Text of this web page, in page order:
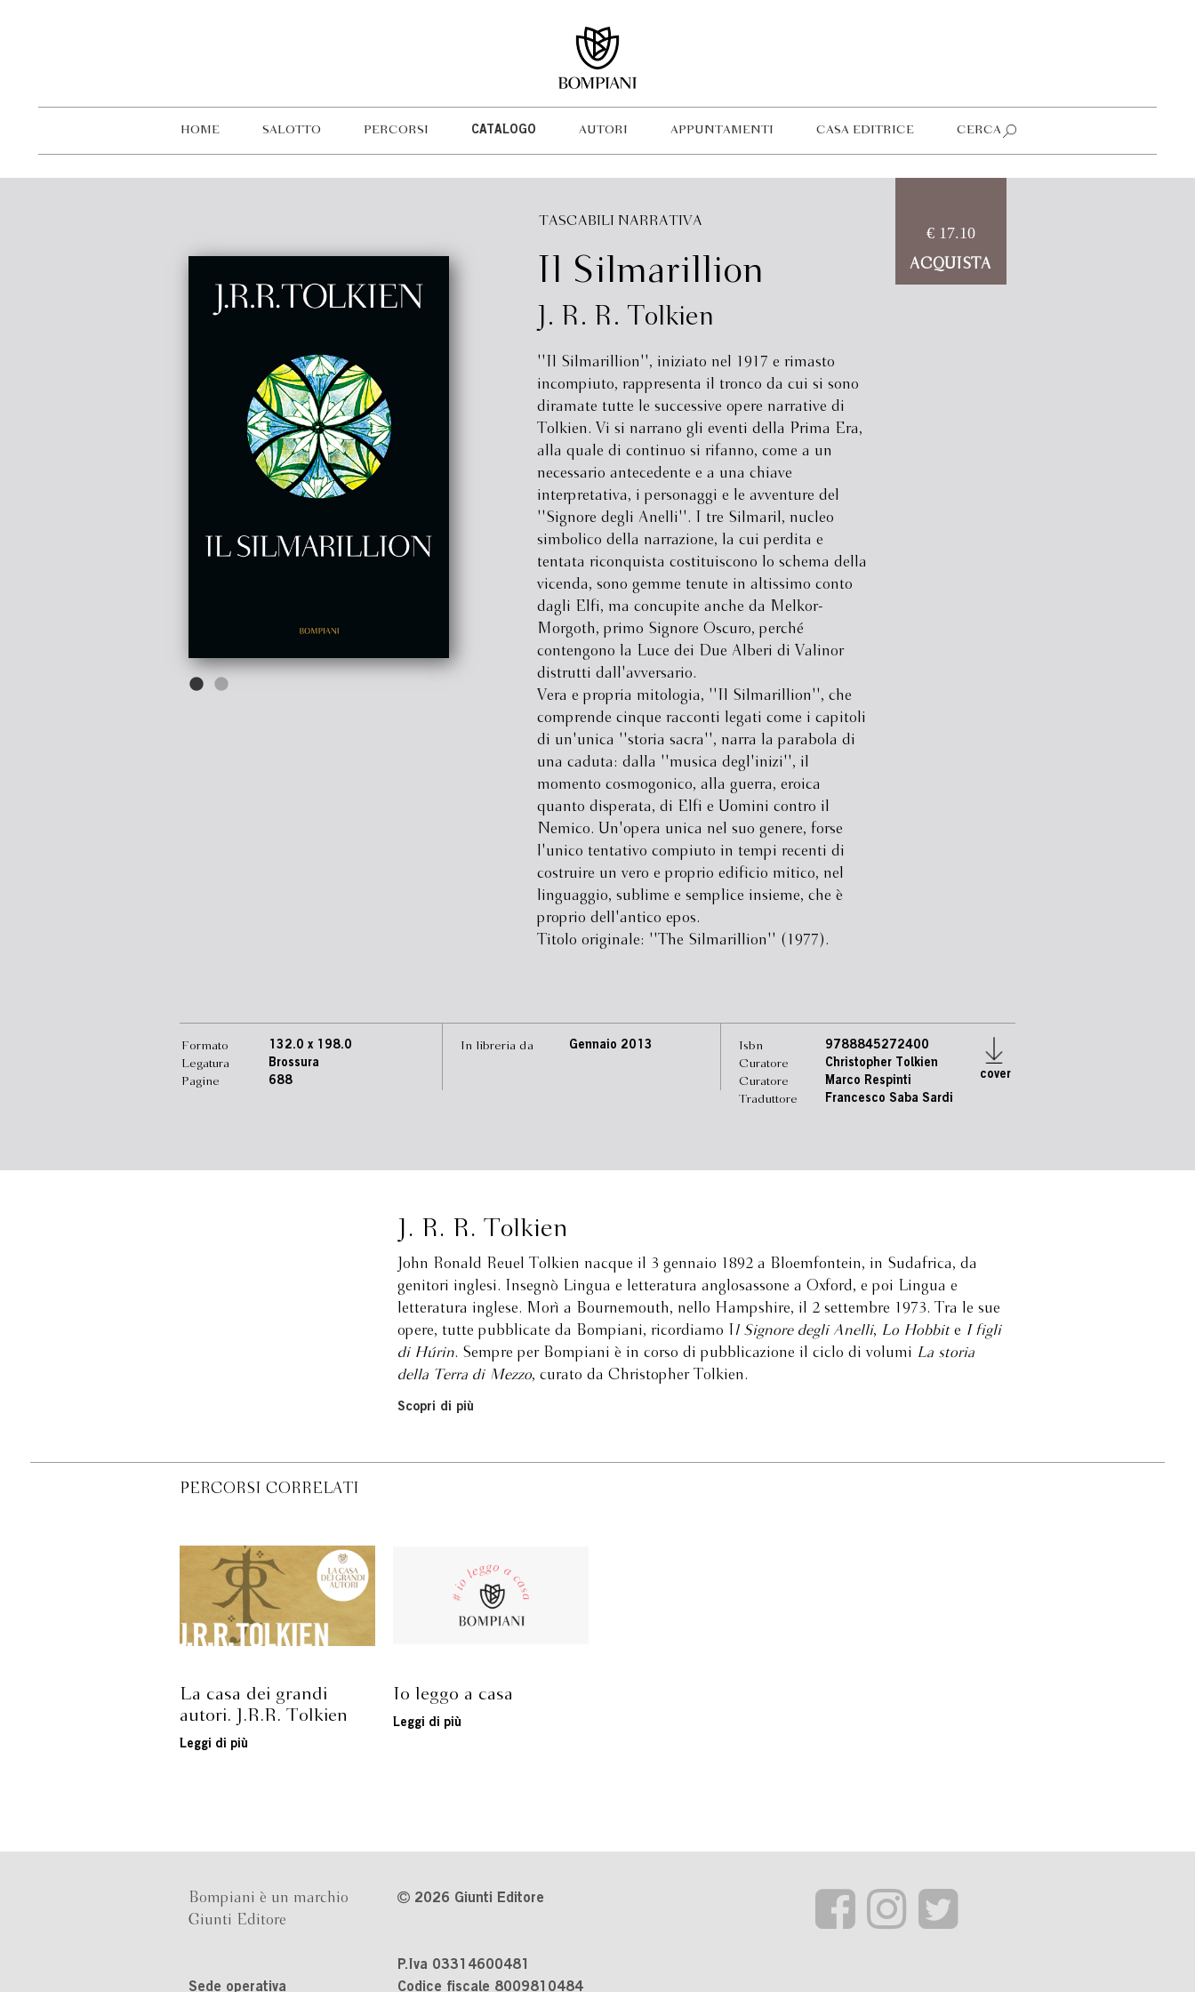
HOME SALOTTO PERCORSI CATALOGO AUTORI APPUNTAMENTI CASA EDITRICE CERCA
TASCABILI NARRATIVA
Il Silmarillion
J. R. R. Tolkien
''Il Silmarillion'', iniziato nel 1917 e rimasto
incompiuto, rappresenta il tronco da cui si sono
diramate tutte le successive opere narrative di
Tolkien. Vi si narrano gli eventi della Prima Era,
alla quale di continuo si rifanno, come a un
necessario antecedente e a una chiave
interpretativa, i personaggi e le avventure del
''Signore degli Anelli''. I tre Silmaril, nucleo
simbolico della narrazione, la cui perdita e
tentata riconquista costituiscono lo schema della
vicenda, sono gemme tenute in altissimo conto
dagli Elfi, ma concupite anche da Melkor-
Morgoth, primo Signore Oscuro, perché
contengono la Luce dei Due Alberi di Valinor
distrutti dall'avversario.
Vera e propria mitologia, ''Il Silmarillion'', che
comprende cinque racconti legati come i capitoli
di un'unica ''storia sacra'', narra la parabola di
una caduta: dalla ''musica degl'inizi'', il
momento cosmogonico, alla guerra, eroica
quanto disperata, di Elfi e Uomini contro il
Nemico. Un'opera unica nel suo genere, forse
l'unico tentativo compiuto in tempi recenti di
costruire un vero e proprio edificio mitico, nel
linguaggio, sublime e semplice insieme, che è
proprio dell'antico epos.
Titolo originale: ''The Silmarillion'' (1977).
€ 17.10
ACQUISTA
Formato
Legatura
Pagine
132.0 x 198.0
Brossura
688
In libreria da Gennaio 2013
Isbn
Curatore
Curatore
Traduttore
9788845272400
Christopher Tolkien
Marco Respinti
Francesco Saba Sardi
cover
J. R. R. Tolkien
John Ronald Reuel Tolkien nacque il 3 gennaio 1892 a Bloemfontein, in Sudafrica, da
genitori inglesi. Insegnò Lingua e letteratura anglosassone a Oxford, e poi Lingua e
letteratura inglese. Morì a Bournemouth, nello Hampshire, il 2 settembre 1973. Tra le sue
opere, tutte pubblicate da Bompiani, ricordiamo I
l Signore degli Anelli, Lo Hobbite I figli
di Húrin. Sempre per Bompiani è in corso di pubblicazione il ciclo di volumi La storia
della Terra di Mezzo, curato da Christopher Tolkien.
Scopri di più
PERCORSI CORRELATI
La casa dei grandi
autori. J.R.R. Tolkien
Leggi di più
Io leggo a casa
Leggi di più
Bompiani è un marchio
Giunti Editore
Sede operativa
2026 Giunti Editore
P.Iva 03314600481
Codice fiscale 8009810484